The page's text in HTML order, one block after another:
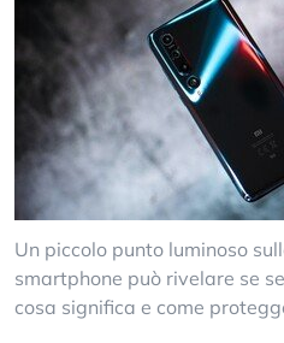
Un piccolo punto luminoso
smartphone può rivelare se
cosa significa e come